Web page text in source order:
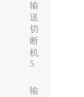
输
送
切
断
机
5
输